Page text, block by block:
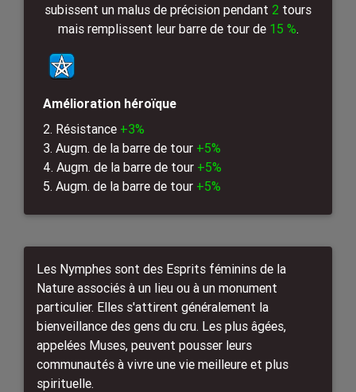
subissent un malus de précision pendant 2 tours
mais remplissent leur barre de tour de 15 %.
Amélioration héroïque
2. Résistance +3%
3. Augm. de la barre de tour +5%
4. Augm. de la barre de tour +5%
5. Augm. de la barre de tour +5%
Les Nymphes sont des Esprits féminins de la
Nature associés à un lieu ou à un monument
particulier. Elles s'attirent généralement la
bienveillance des gens du cru. Les plus âgées,
appelées Muses, peuvent pousser leurs
communautés à vivre une vie meilleure et plus
spirituelle.